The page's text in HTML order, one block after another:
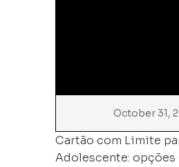
October 31,
Cartão com Limite
Adolescente: opções